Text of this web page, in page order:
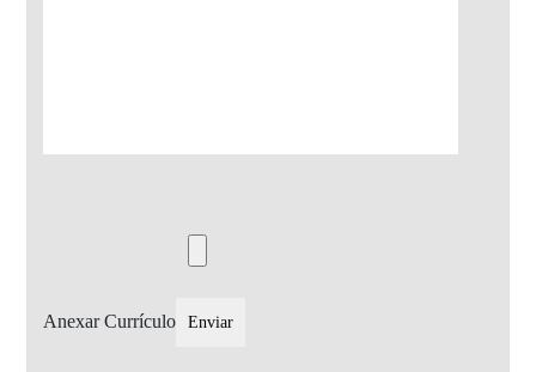
Anexar Currículo